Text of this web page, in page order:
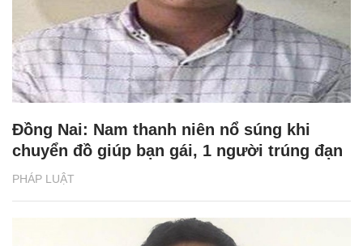
PHÁP LUẬT
Đồng Nai: Nam thanh niên nổ súng khi
chuyển đồ giúp bạn gái, 1 người trúng đạn